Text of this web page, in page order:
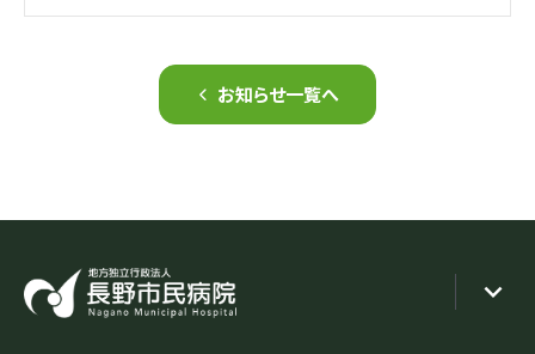
お知らせ一覧へ